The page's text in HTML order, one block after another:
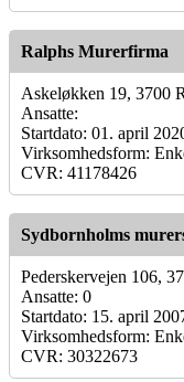
Ralphs Murerfirma
Askeløkken 19, 3700
Ansatte:
Startdato: 01. april
Virksomhedsform:
CVR: 41178426
Sydbornholms
Pederskervejen 106,
Ansatte: 0
Startdato: 15. april
Virksomhedsform:
CVR: 30322673